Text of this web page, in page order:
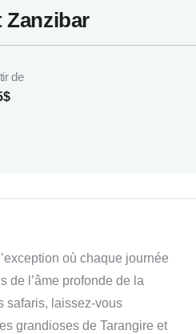
Zanzibar
de
$
où chaque journée
de l’âme profonde de la
safaris, laissez-vous
grandioses de Tarangire et